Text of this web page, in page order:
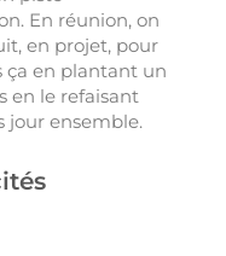
En réunion, on
en projet, pour
ça en plantant un
en le refaisant
jour ensemble.